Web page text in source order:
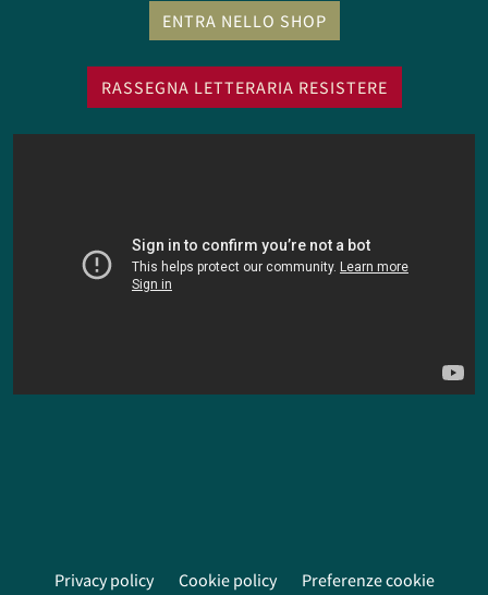
ENTRA NELLO SHOP
RASSEGNA LETTERARIA RESISTERE
Privacy policy Cookie policy Preferenze cookie